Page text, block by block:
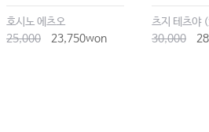
호시노 에츠오
25,000
23,750won
츠지 테츠야
30,000